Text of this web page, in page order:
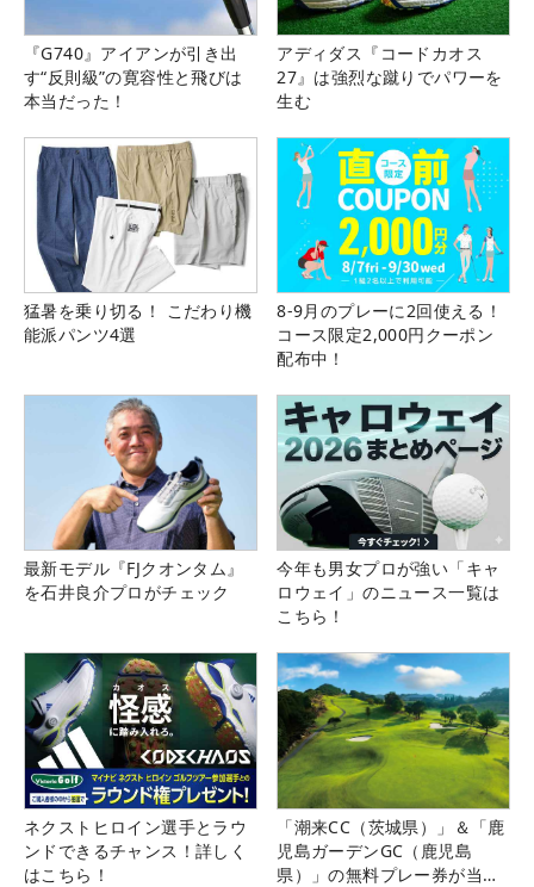
『G740』アイアンが引き出
す“反則級”の寛容性と飛びは
本当だった！
アディダス『コードカオス
27』は強烈な蹴りでパワーを
生む
猛暑を乗り切る！ こだわり機
能派パンツ4選
8-9月のプレーに2回使える！
コース限定2,000円クーポン
配布中！
最新モデル『FJクオンタム』
を石井良介プロがチェック
今年も男女プロが強い「キャ
ロウェイ」のニュース一覧は
こちら！
ネクストヒロイン選手とラウ
ンドできるチャンス！詳しく
はこちら！
「潮来CC（茨城県）」＆「鹿
児島ガーデンGC（鹿児島
県）」の無料プレー券が当た